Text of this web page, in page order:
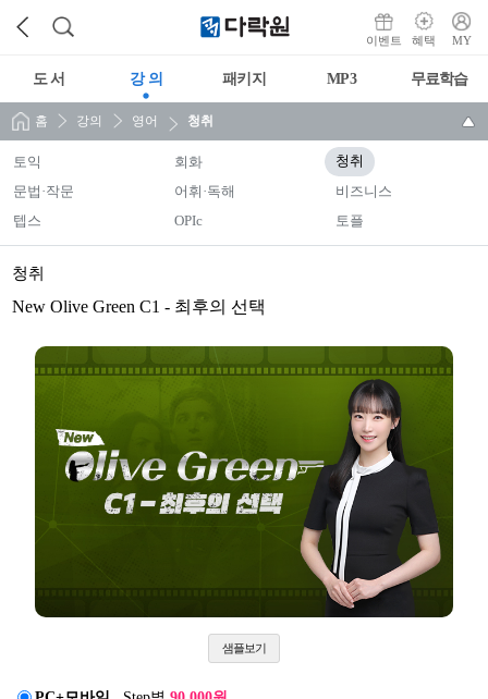
이벤트 혜택 MY
도 서 강 의 패키지 MP3 무료학습
홈 강의 영어 청취
토익 회화 청취
문법·작문 어휘·독해
비즈니스
텝스
OPIc 토플
청취
New Olive Green C1 - 최후의 선택
샘플보기